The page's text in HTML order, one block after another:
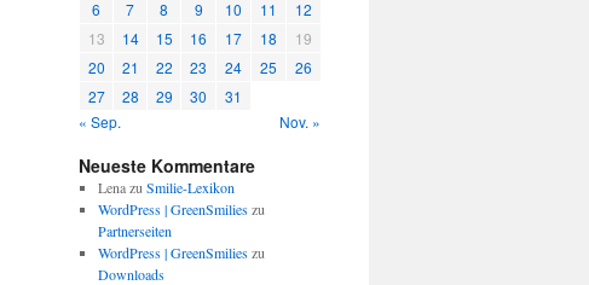
6
7 8 9 10 11
12
13
14 15 16 17 18
19
20
21 22 23 24 25
26
27
28 29 30
31
« Sep.
Nov. »
Neueste Kommentare
Lenazu Smilie-Lexikon
WordPress | GreenSmilieszu
Partnerseiten
WordPress | GreenSmilieszu
Downloads